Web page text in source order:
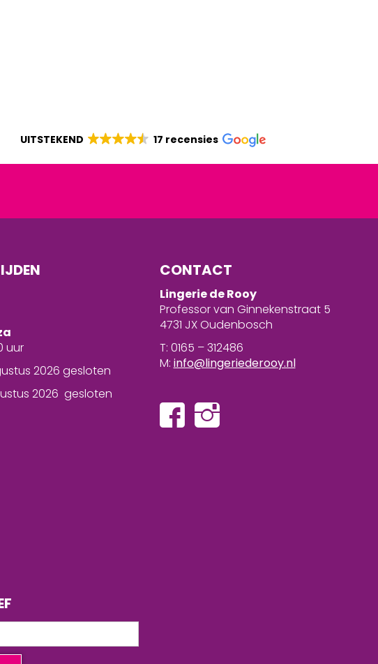
UITSTEKEND 17 recensies
uur
2026 gesloten
2026 gesloten
CONTACT
Lingerie de Rooy
Professor van Ginnekenstraat 5
4731 JX Oudenbosch
T: 0165 – 312486
M: info@lingeriederooy.nl